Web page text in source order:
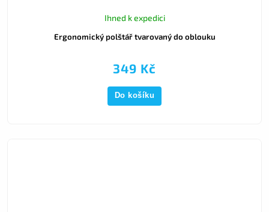
Ergonomický polštář tvarovaný do oblouku
Ihned k expedici
349 Kč
Do košíku